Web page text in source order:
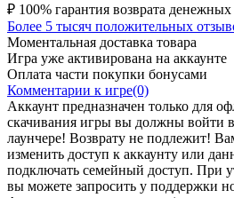
₽ 100% гарантия возврата денежных
Более 5 тысяч положительных
Моментальная доставка товара
Игра уже активирована на аккаунте
Оплата части покупки бонусами
Комментарии к игре(0)
Аккаунт предназначен только для
скачивания игры вы должны войти
лаунчере! Возврату не подлежит!
изменить доступ к аккаунту или
подключать семейный доступ. При
вы можете запросить у поддержки